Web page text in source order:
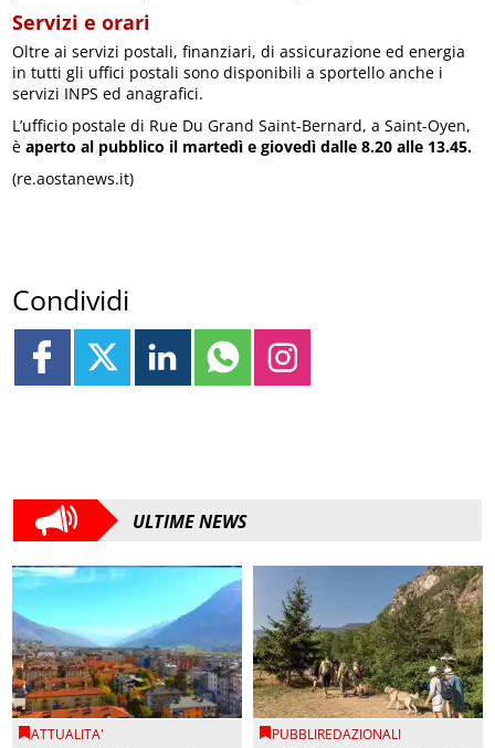
Servizi e orari
Oltre ai servizi postali, finanziari, di assicurazione ed energia
in tutti gli uffici postali sono disponibili a sportello anche i
servizi INPS ed anagrafici.
L’ufficio postale di Rue Du Grand Saint-Bernard, a Saint-Oyen,
èaperto al pubblico il martedì e giovedì dalle 8.20 alle 13.45.
(re.aostanews.it)
Condividi
ULTIME NEWS
ATTUALITA' PUBBLIREDAZIONALI